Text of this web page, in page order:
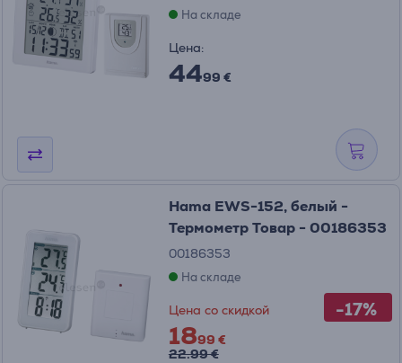
На складе
Цена:
4499 €
-17%
Hama EWS-152, белый -
Термометр Товар - 00186353
00186353
На складе
Цена со скидкой
1899 €
22.99 €